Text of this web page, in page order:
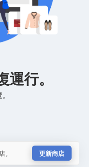
行。
更新商店